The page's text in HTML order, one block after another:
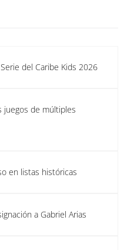
del Caribe Kids 2026
juegos de múltiples
en listas históricas
a Gabriel Arias